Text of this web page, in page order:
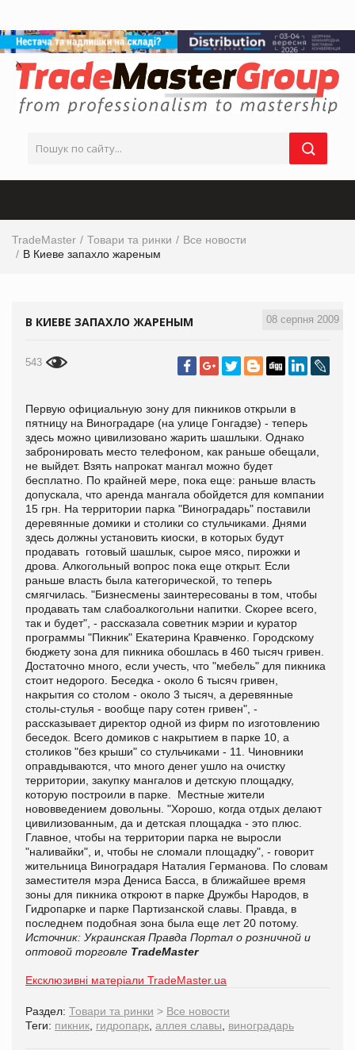
TradeMaster Товари та ринки
Все новости
В Киеве запахло жареным
08 серпня 2009
В КИЕВЕ ЗАПАХЛО ЖАРЕНЫМ
543
Первую официальную зону для пикников открыли в
пятницу на Виноградаре (на улице Гонгадзе) - теперь
здесь можно цивилизовано жарить шашлыки. Однако
забронировать место телефоном, как раньше обещали,
не выйдет. Взять напрокат мангал можно будет
бесплатно. По крайней мере, пока еще: раньше власть
допускала, что аренда мангала обойдется для компании
15 грн. На территории парка "Виноградарь" поставили
деревянные домики и столики со стульчиками. Днями
здесь должны установить киоски, в которых будут
продавать готовый шашлык, сырое мясо, пирожки и
дрова. Алкогольный вопрос пока еще открыт. Если
раньше власть была категорической, то теперь
смягчилась. "Бизнесмены заинтересованы в том, чтобы
продавать там слабоалкогольни напитки. Скорее всего,
так и будет", - рассказала советник мэрии и куратор
программы "Пикник" Екатерина Кравченко. Городскому
бюджету зона для пикника обошлась в 460 тысяч гривен.
Достаточно много, если учесть, что "мебель" для пикника
стоит недорого. Беседка - около 6 тысяч гривен,
накрытия со столом - около 3 тысяч, а деревянные
столы-стулья - вообще пару сотен гривен", -
рассказывает директор одной из фирм по изготовлению
беседок. Всего домиков с накрытием в парке 10, а
столиков "без крыши" со стульчиками - 11. Чиновники
оправдываются, что много денег ушло на очистку
территории, закупку мангалов и детскую площадку,
которую построили в парке. Местные жители
нововведением довольны. "Хорошо, когда отдых делают
цивилизованным, да и детская площадка - это плюс.
Главное, чтобы на территории парка не выросли
"наливайки", и, чтобы не сломали площадку", - говорит
жительница Виноградаря Наталия Германова. По словам
заместителя мэра Дениса Басса, в ближайшее время
зоны для пикника откроют в парке Дружбы Народов, в
Гидропарке и парке Партизанской славы. Правда, в
последнем подобная зона была еще лет 20 потому.
Источник: Украинская Правда Портал о розничной и
оптовой торговле TradeMaster
Ексклюзивні матеріали TradeMaster.ua
Раздел: Товари та ринки > Все новости
Теги: пикник гидропарк аллея славы виноградарь